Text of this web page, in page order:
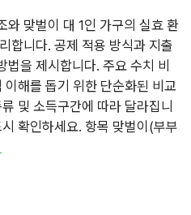
와 맞벌이 대 1인 가구의 실효 환
합니다. 공제 적용 방식과 지출
을 제시합니다. 주요 수치 비
해를 돕기 위한 단순화된 비교
및 소득구간에 따라 달라집니
확인하세요. 항목 맞벌이(부부